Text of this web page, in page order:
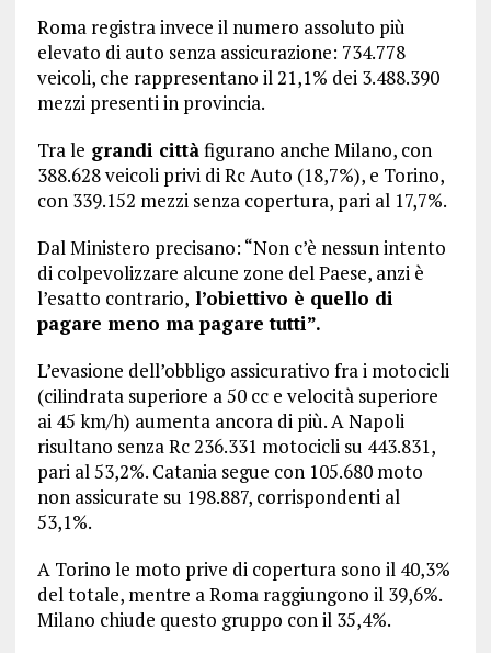
Roma registra invece il numero assoluto più
elevato di auto senza assicurazione: 734.778
veicoli, che rappresentano il 21,1% dei 3.488.390
mezzi presenti in provincia.
Tra le grandi cittàfigurano anche Milano, con
388.628 veicoli privi di Rc Auto (18,7%), e Torino,
con 339.152 mezzi senza copertura, pari al 17,7%.
Dal Ministero precisano: “Non c’è nessun intento
di colpevolizzare alcune zone del Paese, anzi è
l’esatto contrario, l’obiettivo è quello di
pagare meno ma pagare tutti”.
L’evasione dell’obbligo assicurativo fra i motocicli
(cilindrata superiore a 50 cc e velocità superiore
ai 45 km/h) aumenta ancora di più. A Napoli
risultano senza Rc 236.331 motocicli su 443.831,
pari al 53,2%. Catania segue con 105.680 moto
non assicurate su 198.887, corrispondenti al
53,1%.
A Torino le moto prive di copertura sono il 40,3%
del totale, mentre a Roma raggiungono il 39,6%.
Milano chiude questo gruppo con il 35,4%.